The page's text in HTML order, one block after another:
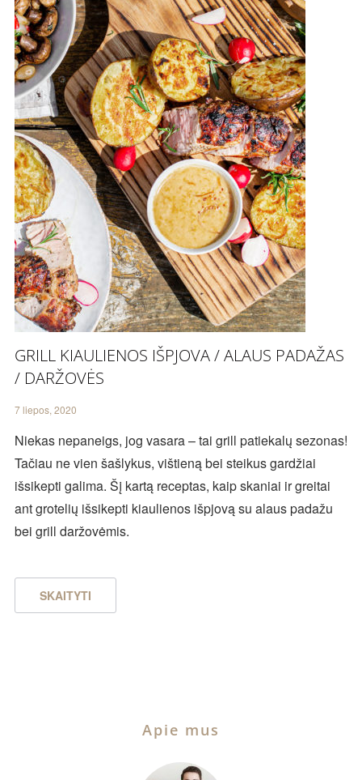
GRILL KIAULIENOS IŠPJOVA / ALAUS PADAŽAS
/ DARŽOVĖS
7 liepos, 2020
Niekas nepaneigs, jog vasara – tai grill patiekalų sezonas!
Tačiau ne vien šašlykus, vištieną bei steikus gardžiai
išsikepti galima. Šį kartą receptas, kaip skaniai ir greitai
ant grotelių išsikepti kiaulienos išpjovą su alaus padažu
bei grill daržovėmis.
SKAITYTI
Apie mus